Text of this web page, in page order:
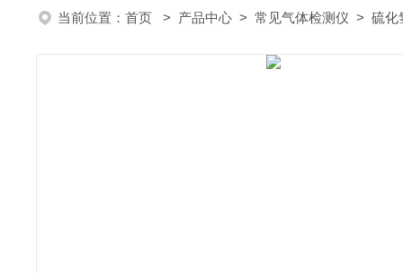
当前位置： 首页 > 产品中心 > 常见气体检测仪 > 硫化